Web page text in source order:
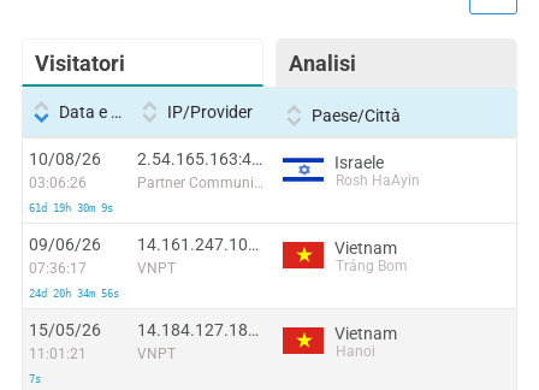
Visitatori Analisi
Data e ora IP/Provider Paese/Città
10/08/26
03:06:26
61d 19h 30m 9s
2.54.165.163:41635
Partner Communications
Israele
Rosh HaAyin
09/06/26
07:36:17
24d 20h 34m 56s
14.161.247.103:39277
VNPT
Vietnam
Trảng Bom
15/05/26
11:01:21
7s
14.184.127.187:33882
VNPT
Vietnam
Hanoi